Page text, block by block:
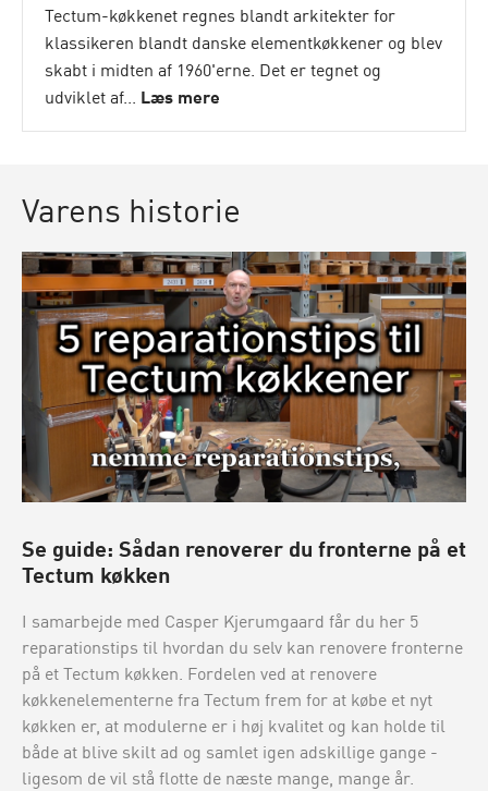
Tectum-køkkenet regnes blandt arkitekter for
klassikeren blandt danske elementkøkkener og blev
skabt i midten af 1960'erne. Det er tegnet og
udviklet af... Læs mere
Varens historie
Se guide: Sådan renoverer du fronterne på et
Tectum køkken
I samarbejde med Casper Kjerumgaard får du her 5
reparationstips til hvordan du selv kan renovere fronterne
på et Tectum køkken. Fordelen ved at renovere
køkkenelementerne fra Tectum frem for at købe et nyt
køkken er, at modulerne er i høj kvalitet og kan holde til
både at blive skilt ad og samlet igen adskillige gange -
ligesom de vil stå flotte de næste mange, mange år.